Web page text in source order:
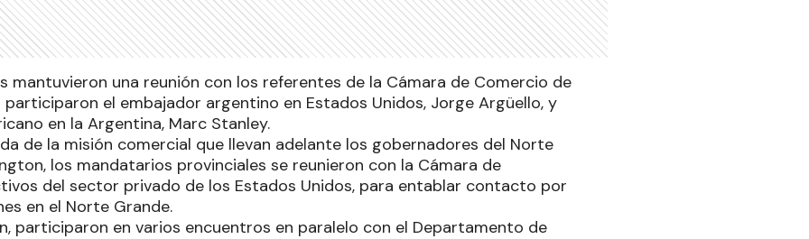
mantuvieron una reunión con los referentes de la Cámara de Comercio de
participaron el embajador argentino en Estados Unidos, Jorge Argüello, y
en la Argentina, Marc Stanley.
de la misión comercial que llevan adelante los gobernadores del Norte
los mandatarios provinciales se reunieron con la Cámara de
del sector privado de los Estados Unidos, para entablar contacto por
en el Norte Grande.
participaron en varios encuentros en paralelo con el Departamento de